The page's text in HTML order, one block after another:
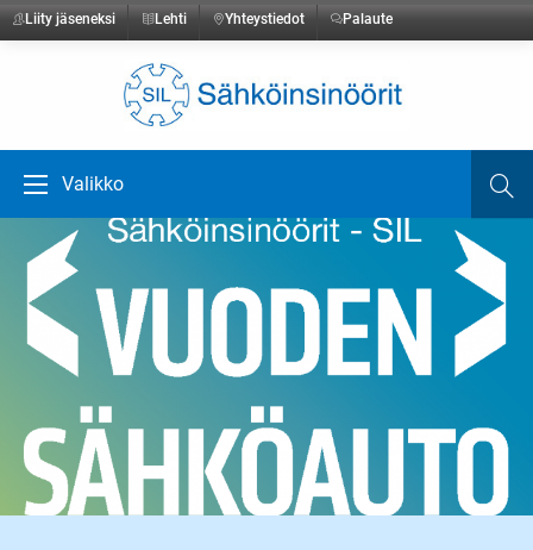
Liity jäseneksi Lehti Yhteystiedot Palaute
Avaa valikko
Valikko